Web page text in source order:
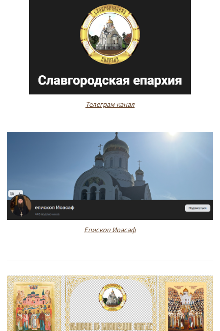
Телеграм-канал
Епископ Иоасаф